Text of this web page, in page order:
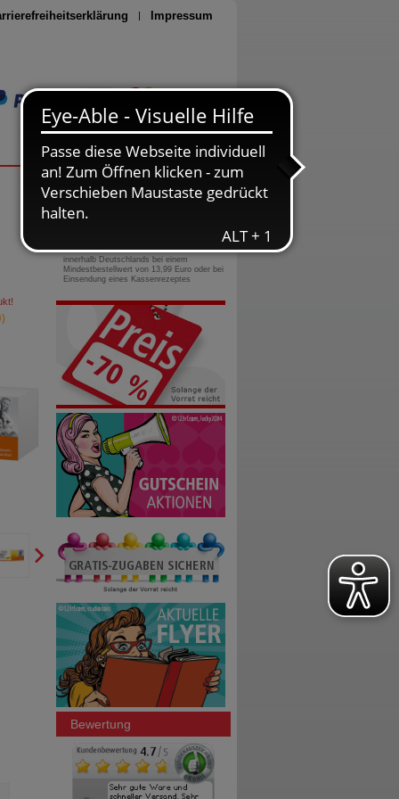
Impressum
Seite drucken
INGWER PFLANZENTRUNK
0800-10 11 422
gebührenfreie Rufnummer
innerhalb Deutschlands bei einem
Mindestbestellwert von 13,99 Euro oder bei
Einsendung eines Kassenrezeptes
Bewertung